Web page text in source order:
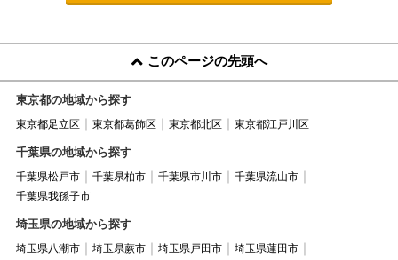
このページの先頭へ
東京都の地域から探す
東京都足立区 東京都葛飾区 東京都北区 東京都江戸川区
千葉県の地域から探す
千葉県松戸市 千葉県柏市 千葉県市川市
千葉県流山市
千葉県我孫子市
埼玉県の地域から探す
埼玉県八潮市 埼玉県蕨市 埼玉県戸田市
埼玉県蓮田市